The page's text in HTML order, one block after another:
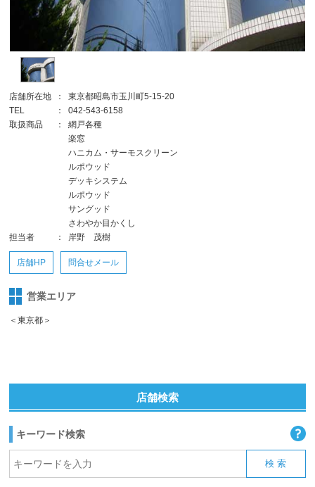
店舗所在地 ：
東京都昭島市玉川町5-15-20
TEL
：
042-543-6158
取扱商品
：
網戸各種
楽窓
ハニカム・サーモスクリーン
ルポウッド
デッキシステム
ルポウッド
サングッド
さわやか目かくし
担当者
： 岸野 茂樹
店舗HP 問合せメール
営業エリア
＜東京都＞
店舗検索
キーワード検索